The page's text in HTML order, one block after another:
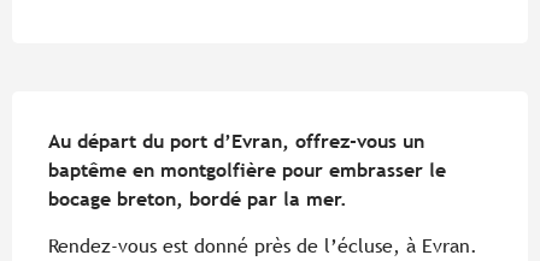
Au départ du port d’Evran, offrez-vous un
baptême en montgolfière pour embrasser le
bocage breton, bordé par la mer.
Rendez-vous est donné près de l’écluse, à Evran.